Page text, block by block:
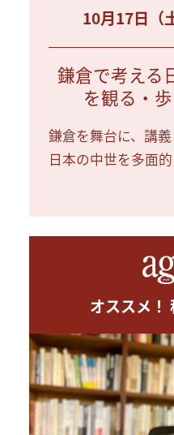
10月17日（
鎌倉で考える
を観る・
鎌倉を舞台に、講
日本の中世を多面的
オススメ！